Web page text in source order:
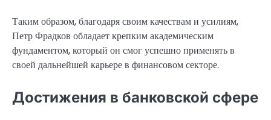
Таким образом, благодаря своим качествам и усилиям,
Петр Фрадков обладает крепким академическим
фундаментом, который он смог успешно применять в
своей дальнейшей карьере в финансовом секторе.
Достижения в банковской сфере